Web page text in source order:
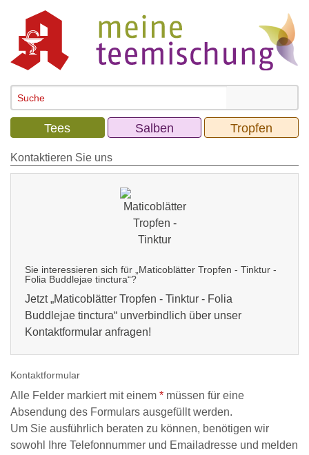
Tees Salben Tropfen
Kontaktieren Sie uns
Sie interessieren sich für „Maticoblätter Tropfen - Tinktur -
Folia Buddlejae tinctura“?
Jetzt „Maticoblätter Tropfen - Tinktur - Folia
Buddlejae tinctura“ unverbindlich über unser
Kontaktformular anfragen!
Kontaktformular
Alle Felder markiert mit einem * müssen für eine
Absendung des Formulars ausgefüllt werden.
Um Sie ausführlich beraten zu können, benötigen wir
sowohl Ihre Telefonnummer und Emailadresse und melden